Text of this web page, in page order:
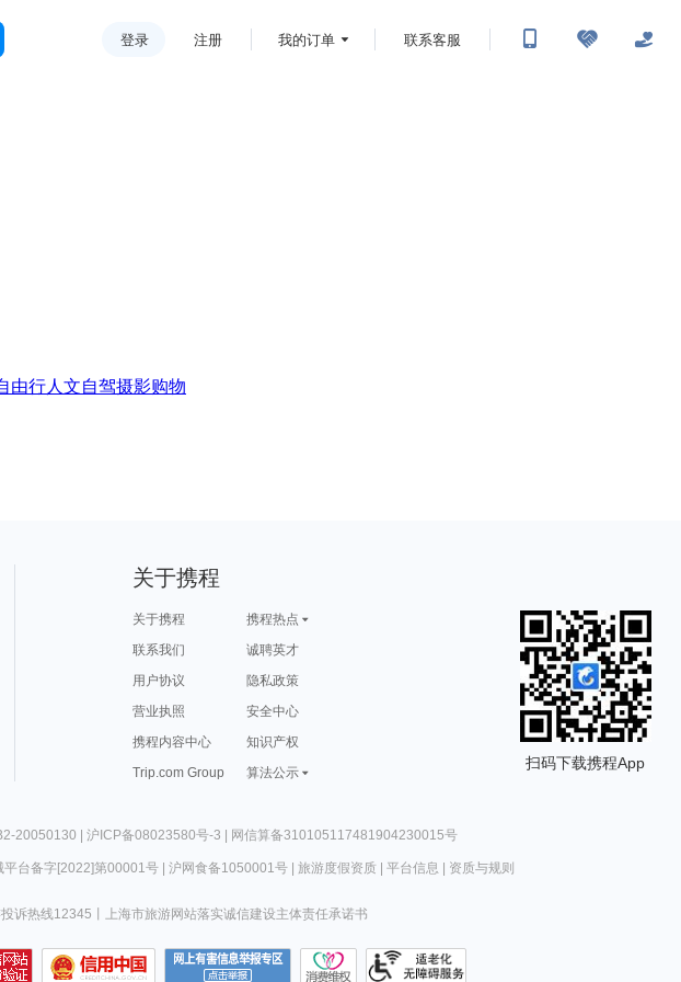
登录 注册 我的订单 联系客服
由行人文自驾摄影购物
关于携程
关于携程
携程热点
联系我们
诚聘英才
用户协议
隐私政策
营业执照
安全中心
携程内容中心
知识产权
Trip.com Group
算法公示
扫码下载携程App
20050130 | 沪ICP备08023580号-3 | 网信算备310105117481904230015号
平台备字[2022]第00001号| 沪网食备1050001号| 旅游度假资质| 平台信息 资质与规则
诉热线12345 上海市旅游网站落实诚信建设主体责任承诺书